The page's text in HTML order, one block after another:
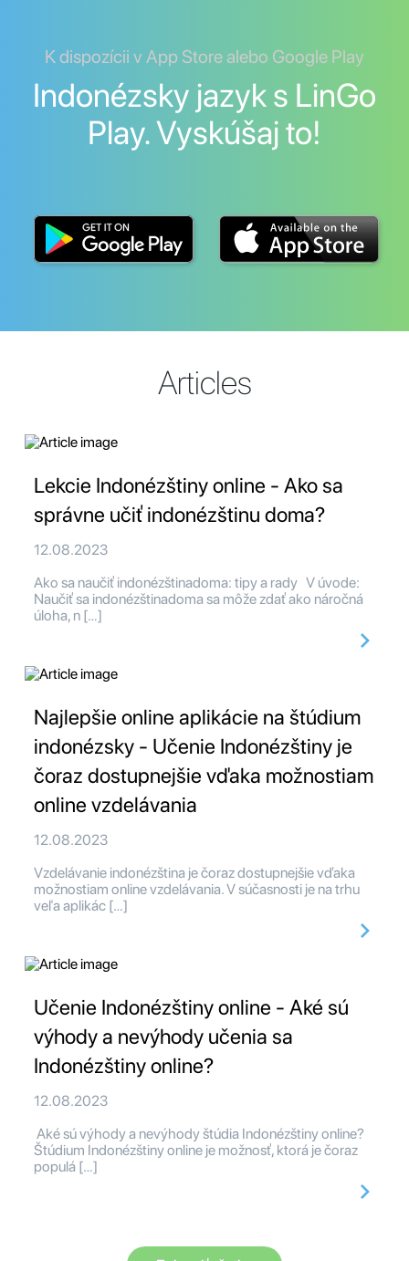
K dispozícii v App Store alebo Google Play
Indonézsky jazyk s LinGo
Play. Vyskúšaj to!
Articles
Lekcie Indonézštiny online - Ako sa
správne učiť indonézštinu doma?
12.08.2023
Ako sa naučiť indonézštinadoma: tipy a rady V úvode:
Naučiť sa indonézštinadoma sa môže zdať ako náročná
úloha, n […]
Najlepšie online aplikácie na štúdium
indonézsky - Učenie Indonézštiny je
čoraz dostupnejšie vďaka možnostiam
online vzdelávania
12.08.2023
Vzdelávanie indonézština je čoraz dostupnejšie vďaka
možnostiam online vzdelávania. V súčasnosti je na trhu
veľa aplikác […]
Učenie Indonézštiny online - Aké sú
výhody a nevýhody učenia sa
Indonézštiny online?
12.08.2023
Aké sú výhody a nevýhody štúdia Indonézštiny online?
Štúdium Indonézštiny online je možnosť, ktorá je čoraz
populá […]